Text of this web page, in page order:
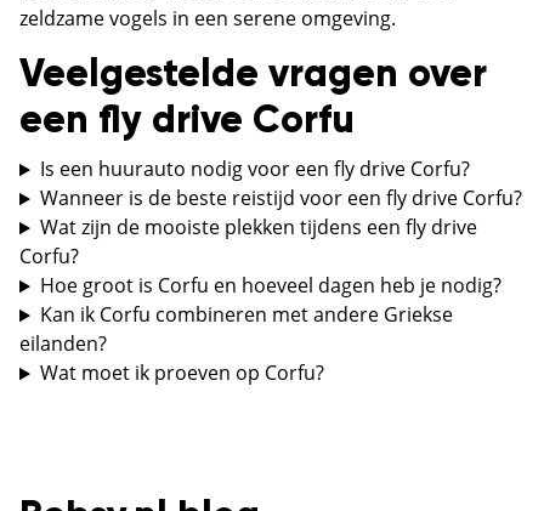
zeldzame vogels in een serene omgeving.
Veelgestelde vragen over
een fly drive Corfu
Is een huurauto nodig voor een fly drive Corfu?
Wanneer is de beste reistijd voor een fly drive Corfu?
Wat zijn de mooiste plekken tijdens een fly drive
Corfu?
Hoe groot is Corfu en hoeveel dagen heb je nodig?
Kan ik Corfu combineren met andere Griekse
eilanden?
Wat moet ik proeven op Corfu?